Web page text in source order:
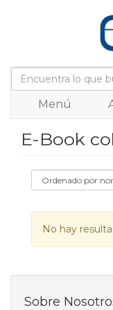
Menú
E-Book
No hay
Sobre